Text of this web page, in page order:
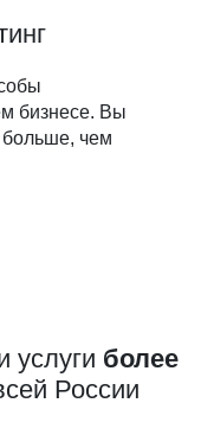
бизнесе. Вы
больше, чем
услуги более
России